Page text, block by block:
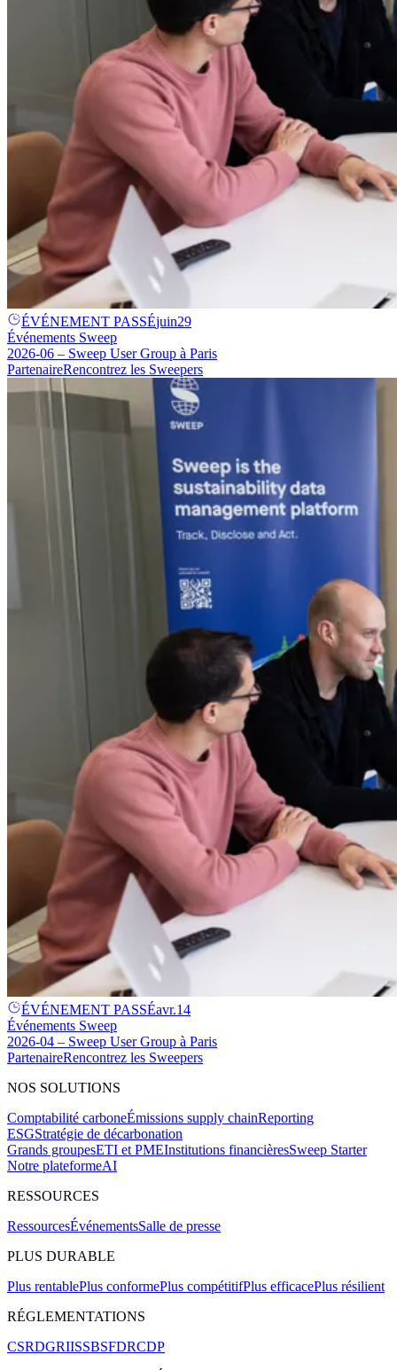
ÉVÉNEMENT PASSÉjuin29
Événements Sweep
2026-06 – Sweep User Group à Paris
PartenaireRencontrez les Sweepers
ÉVÉNEMENT PASSÉavr.14
Événements Sweep
2026-04 – Sweep User Group à Paris
PartenaireRencontrez les Sweepers
NOS SOLUTIONS
Comptabilité carboneÉmissions supply chainReporting
ESGStratégie de décarbonation
Grands groupesETI et PMEInstitutions financièresSweep Starter
Notre plateformeAI
RESSOURCES
RessourcesÉvénementsSalle de presse
PLUS DURABLE
Plus rentablePlus conformePlus compétitifPlus efficacePlus résilient
RÉGLEMENTATIONS
CSRDGRIISSBSFDRCDP